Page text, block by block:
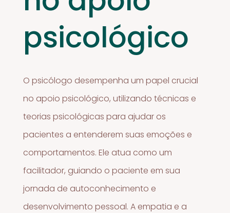
psicológico
O psicólogo desempenha um papel crucial
no apoio psicológico, utilizando técnicas e
teorias psicológicas para ajudar os
pacientes a entenderem suas emoções e
comportamentos. Ele atua como um
facilitador, guiando o paciente em sua
jornada de autoconhecimento e
desenvolvimento pessoal. A empatia e a